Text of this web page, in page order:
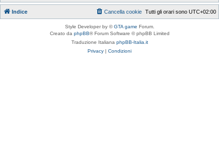
Indice Tutti gli orari sono UTC+02:00
Cancella cookie
Style Developer by ©GTA game Forum.
Creato da phpBB® Forum Software © phpBB Limited
Traduzione Italiana phpBB-Italia.it
Privacy | Condizioni